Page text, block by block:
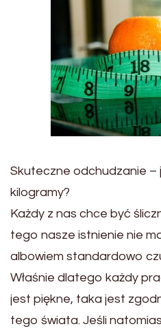
Skuteczne odchudzanie –
kilogramy?
Każdy z nas chce być
tego nasze istnienie nie
albowiem standardowo
Właśnie dlatego każdy
jest piękne, taka jest
tego świata. Jeśli